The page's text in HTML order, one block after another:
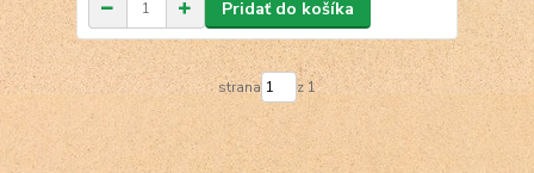
Pridať do košíka
strana z 1